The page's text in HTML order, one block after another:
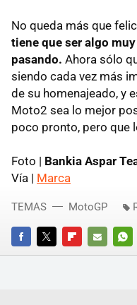
No queda más que
tiene que ser algo
pasando. Ahora sólo
siendo cada vez más
de su homenajeado, y
Moto2 sea lo mejor
poco pronto, pero que
Foto | Bankia Aspar
Vía | Marca
FACEBOOKTWITTERFLIPBOARD
E-
TEMAS MotoGP